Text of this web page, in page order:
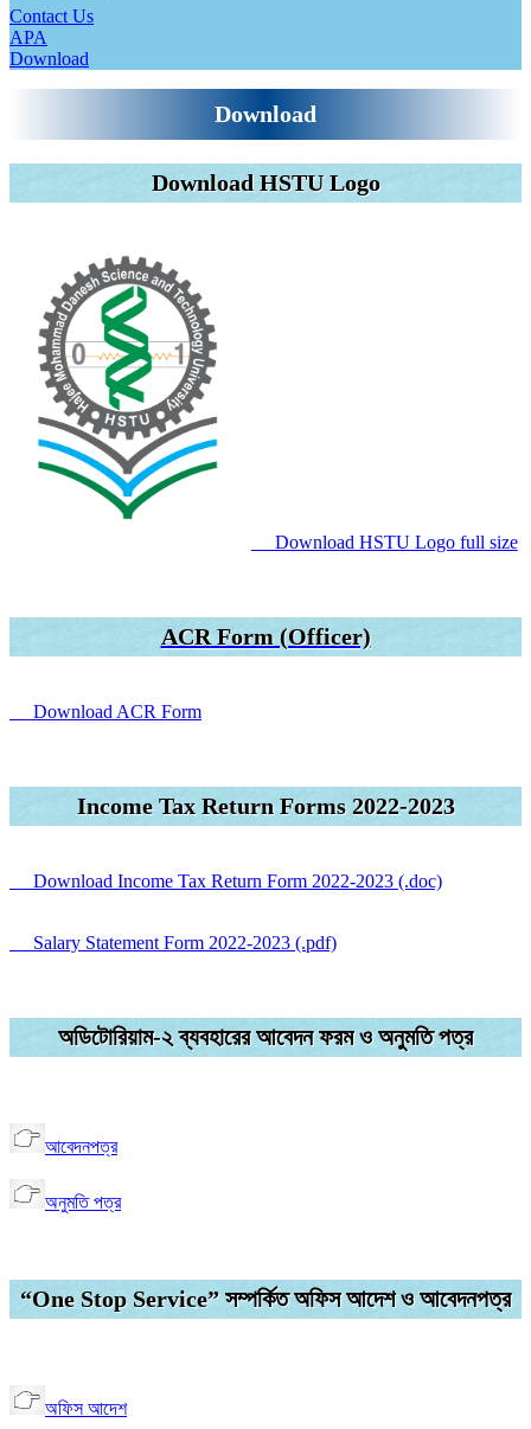
Contact Us
APA
Download
Download
Download HSTU Logo
Download HSTU Logo full size
ACR Form (Officer)
Download ACR Form
Income Tax Return Forms 2022-2023
Download Income Tax Return Form 2022-2023 (.doc)
Salary Statement Form 2022-2023 (.pdf)
অডিটোরিয়াম-২ ব্যবহারের আবেদন ফরম ও অনুমতি পত্র
আবেদনপত্র
অনুমতি পত্র
“One Stop Service” সম্পর্কিত অফিস আদেশ ও আবেদনপত্র
অফিস আদেশ